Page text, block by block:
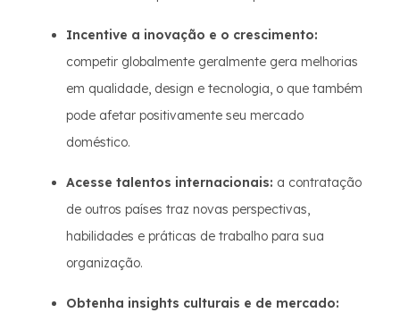
Incentive a inovação e o crescimento:
competir globalmente geralmente gera melhorias
em qualidade, design e tecnologia, o que também
pode afetar positivamente seu mercado
doméstico.
Acesse talentos internacionais: a contratação
de outros países traz novas perspectivas,
habilidades e práticas de trabalho para sua
organização.
Obtenha insights culturais e de mercado: